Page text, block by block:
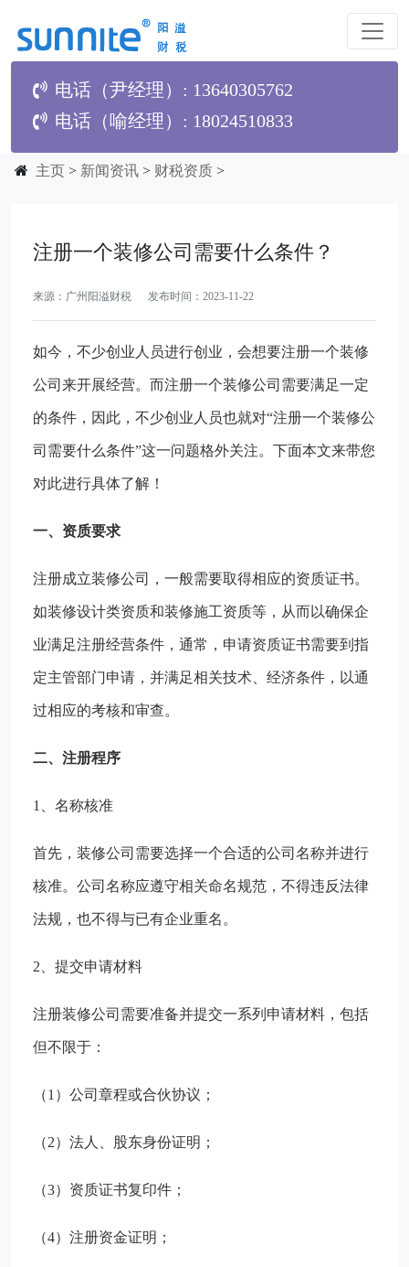
电话（尹经理）: 13640305762
电话（喻经理）: 18024510833
主页 > 新闻资讯 > 财税资质 >
注册一个装修公司需要什么条件？
来源：广州阳溢财税 发布时间：2023-11-22
如今，不少创业人员进行创业，会想要注册一个装修
公司来开展经营。而注册一个装修公司需要满足一定
的条件，因此，不少创业人员也就对“注册一个装修公
司需要什么条件”这一问题格外关注。下面本文来带您
对此进行具体了解！
一、资质要求
注册成立装修公司，一般需要取得相应的资质证书。
如装修设计类资质和装修施工资质等，从而以确保企
业满足注册经营条件，通常，申请资质证书需要到指
定主管部门申请，并满足相关技术、经济条件，以通
过相应的考核和审查。
二、注册程序
1、名称核准
首先，装修公司需要选择一个合适的公司名称并进行
核准。公司名称应遵守相关命名规范，不得违反法律
法规，也不得与已有企业重名。
2、提交申请材料
注册装修公司需要准备并提交一系列申请材料，包括
但不限于：
（1）公司章程或合伙协议；
（2）法人、股东身份证明；
（3）资质证书复印件；
（4）注册资金证明；